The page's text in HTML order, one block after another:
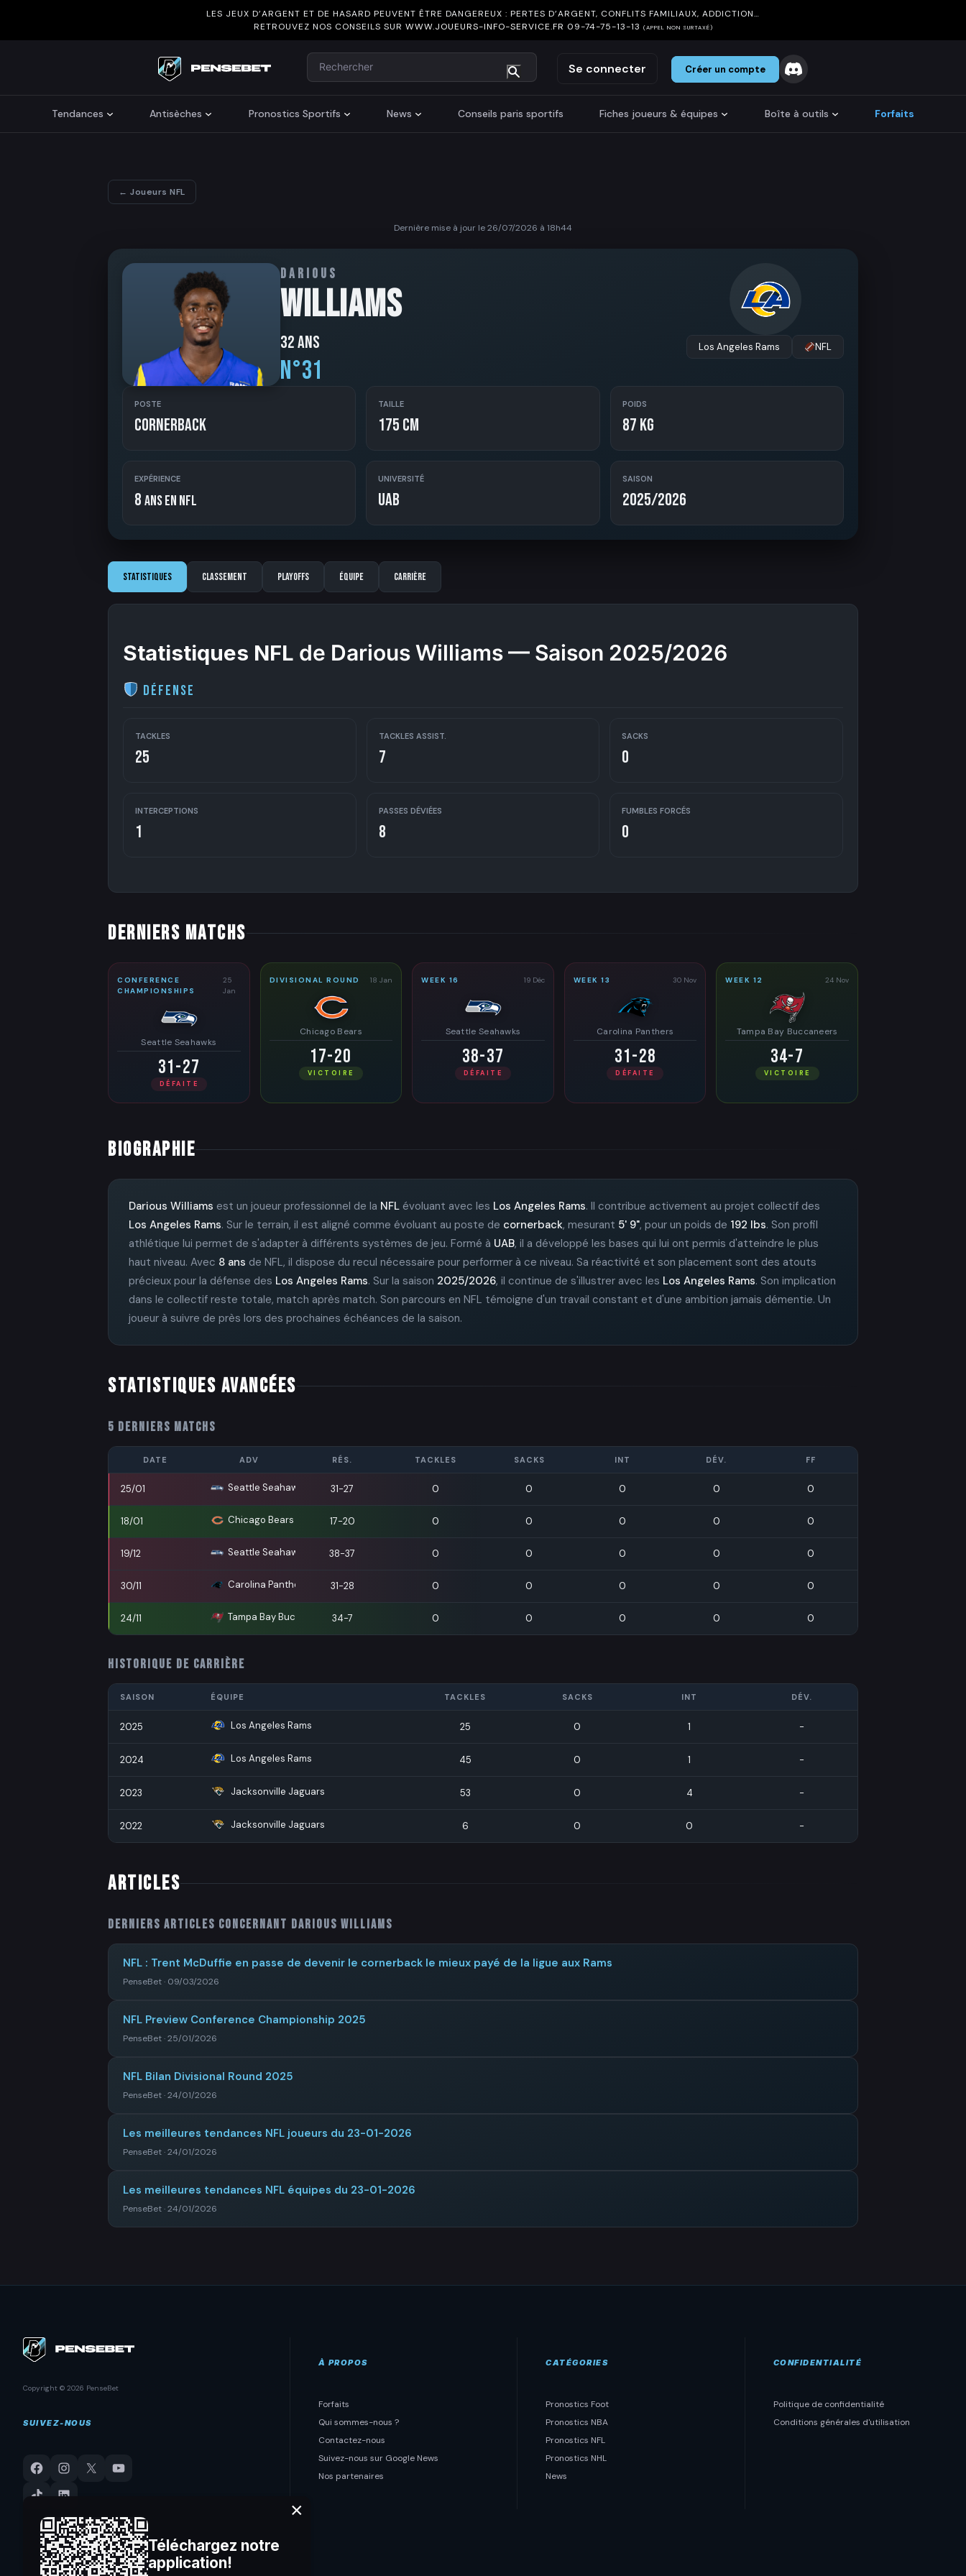
LES JEUX D’ARGENT ET DE HASARD PEUVENT ÊTRE DANGEREUX : PERTES D’ARGENT, CONFLITS FAMILIAUX, ADDICTION…
RETROUVEZ NOS CONSEILS SUR WWW.JOUEURS-INFO-SERVICE.FR 09-74-75-13-13 (APPEL NON SURTAXÉ)
Rechercher
Search Se connecter Créer un compte
Tendances Antisèches Pronostics Sportifs News Conseils paris sportifs Fiches joueurs & équipes Boîte à outils Forfaits
← Joueurs NFL
Dernière mise à jour le 26/07/2026 à 18h44
DARIOUS
WILLIAMS
32 ans
N°31
Los Angeles Rams NFL
POSTE
Cornerback
TAILLE
175 cm
POIDS
87 kg
EXPÉRIENCE
8 ans en NFL
UNIVERSITÉ
UAB
SAISON
2025/2026
Statistiques Classement Playoffs Équipe Carrière
Statistiques NFL de Darious Williams — Saison 2025/2026
Défense
TACKLES
25
TACKLES ASSIST.
7
SACKS
0
INTERCEPTIONS
1
PASSES DÉVIÉES
8
FUMBLES FORCÉS
0
DERNIERS MATCHS
CONFERENCE
CHAMPIONSHIPS
25
Jan
Seattle Seahawks
31-27
DÉFAITE
DIVISIONAL ROUND 18 Jan
Chicago Bears
17-20
VICTOIRE
WEEK 16 19 Déc
Seattle Seahawks
38-37
DÉFAITE
WEEK 13 30 Nov
Carolina Panthers
31-28
DÉFAITE
WEEK 12 24 Nov
Tampa Bay Buccaneers
34-7
VICTOIRE
BIOGRAPHIE
Darious Williams est un joueur professionnel de la NFL évoluant avec les Los Angeles Rams. Il contribue activement au projet collectif des
Los Angeles Rams. Sur le terrain, il est aligné comme évoluant au poste de cornerback, mesurant 5' 9", pour un poids de 192 lbs. Son profil
athlétique lui permet de s'adapter à différents systèmes de jeu. Formé à UAB, il a développé les bases qui lui ont permis d'atteindre le plus
haut niveau. Avec 8 ans de NFL, il dispose du recul nécessaire pour performer à ce niveau. Sa réactivité et son placement sont des atouts
précieux pour la défense des Los Angeles Rams. Sur la saison 2025/2026, il continue de s'illustrer avec les Los Angeles Rams. Son implication
dans le collectif reste totale, match après match. Son parcours en NFL témoigne d'un travail constant et d'une ambition jamais démentie. Un
joueur à suivre de près lors des prochaines échéances de la saison.
STATISTIQUES AVANCÉES
5 DERNIERS MATCHS
DATE ADV RÉS. TACKLES SACKS INT DÉV. FF
25/01 Seattle Seahawks 31-27 0 0 0 0 0
18/01 Chicago Bears 17-20 0 0 0 0 0
19/12 Seattle Seahawks 38-37 0 0 0 0 0
30/11 Carolina Panthers 31-28 0 0 0 0 0
24/11 Tampa Bay Buccaneers34-7 0 0 0 0 0
HISTORIQUE DE CARRIÈRE
SAISON ÉQUIPE TACKLES SACKS INT DÉV.
2025 Los Angeles Rams 25 0 1 -
2024 Los Angeles Rams 45 0 1 -
2023 Jacksonville Jaguars 53 0 4 -
2022 Jacksonville Jaguars 6 0 0 -
ARTICLES
Derniers articles concernant Darious Williams
NFL : Trent McDuffie en passe de devenir le cornerback le mieux payé de la ligue aux Rams
PenseBet · 09/03/2026
NFL Preview Conference Championship 2025
PenseBet · 25/01/2026
NFL Bilan Divisional Round 2025
PenseBet · 24/01/2026
Les meilleures tendances NFL joueurs du 23-01-2026
PenseBet · 24/01/2026
Les meilleures tendances NFL équipes du 23-01-2026
PenseBet · 24/01/2026
Copyright © 2026 PenseBet
SUIVEZ-NOUS
À PROPOS
Forfaits
Qui sommes-nous ?
Contactez-nous
Suivez-nous sur Google News
Nos partenaires
CATÉGORIES
Pronostics Foot
Pronostics NBA
Pronostics NFL
Pronostics NHL
News
CONFIDENTIALITÉ
Politique de confidentialité
Conditions générales d'utilisation
Téléchargez notre
application!
×